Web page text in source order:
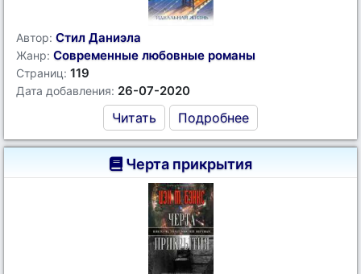
Автор: Стил Даниэла
Жанр: Современные любовные романы
Страниц: 119
Дата добавления: 26-07-2020
Читать Подробнее
Черта прикрытия